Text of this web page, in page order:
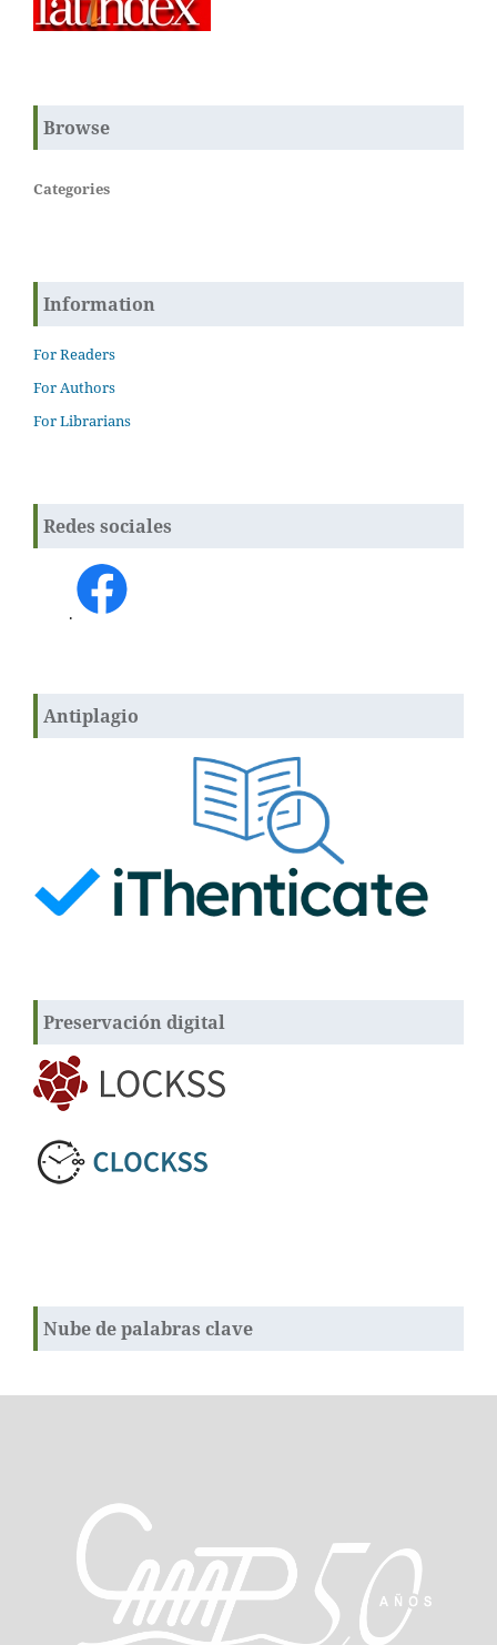
Browse
Categories
Information
For Readers
For Authors
For Librarians
Redes sociales
.
Antiplagio
Preservación digital
Nube de palabras clave